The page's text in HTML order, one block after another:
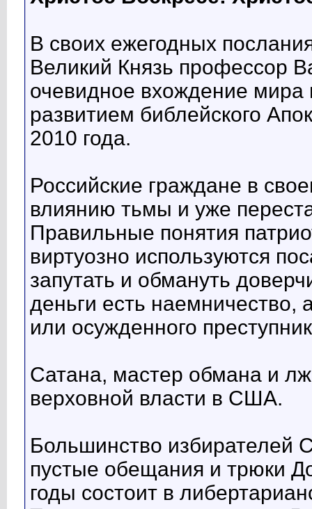
В своих ежегодных
Великий Князь профессор
очевидное вхождение мира
развитием библейского
2010 года.
Российские граждане в
влиянию тьмы и уже
Правильные понятия
виртуозно используются
запутать и обмануть
деньги есть
или осужденного
Сатана, мастер обмана и
верховной власти в США.
Большинство
пустые обещания и трюки
годы состоит в